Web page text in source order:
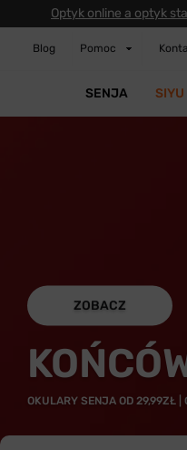
Optyk online a optyk
Blog Pomoc
SENJA SIYU
ZOBACZ
OKULARY SENJA OD 29,99ZŁ |